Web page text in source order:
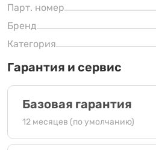
Парт. номер
Бренд
Категория
Гарантия и сервис
Базовая гарантия
12 месяцев (по умолчанию)